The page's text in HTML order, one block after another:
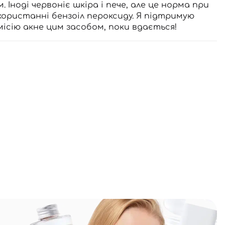
Іноді червоніє шкіра і пече, але це норма при
бензоіл пероксиду. Я підтримую
акне цим засобом, поки вдається!